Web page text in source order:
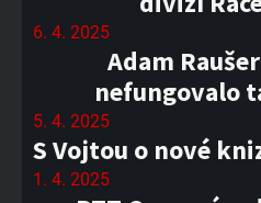
6. 4. 2025
Adam
nefungovalo
5. 4. 2025
S Vojtou o nové
1. 4. 2025